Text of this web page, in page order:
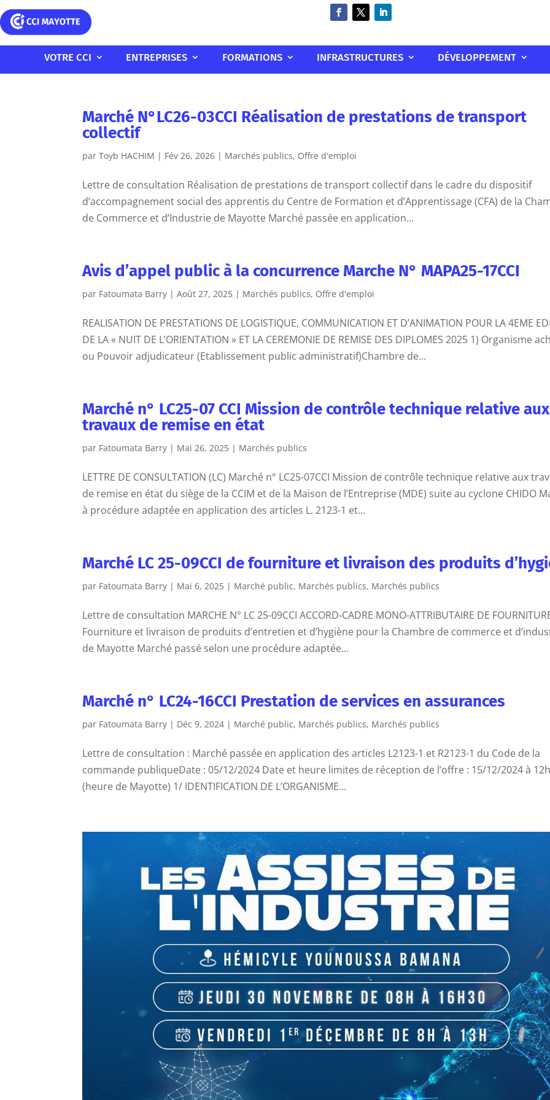
VOTRE CCI ENTREPRISES FORMATIONS INFRASTRUCTURES DÉVELOPPEMENT
Marché N°LC26-03CCI Réalisation de prestations de transport
collectif
parToyb HACHIM | Fév 26, 2026 | Marchés publics, Offre d'emploi
Lettre de consultation Réalisation de prestations de transport collectif dans le cadre du dispositif
d’accompagnement social des apprentis du Centre de Formation et d’Apprentissage (CFA) de la
de Commerce et d’Industrie de Mayotte Marché passée en application...
Avis d’appel public à la concurrence Marche N° MAPA25-17CCI
par Fatoumata Barry |Août 27, 2025 | Marchés publics, Offre d'emploi
REALISATION DE PRESTATIONS DE LOGISTIQUE, COMMUNICATION ET D’ANIMATION POUR LA 4EME
DE LA « NUIT DE L’ORIENTATION » ET LA CEREMONIE DE REMISE DES DIPLOMES 2025 1) Organisme
ou Pouvoir adjudicateur (Etablissement public administratif)Chambre de...
Marché n° LC25-07 CCI Mission de contrôle technique relative aux
travaux de remise en état
par Fatoumata Barry | Mai 26, 2025 | Marchés publics
LETTRE DE CONSULTATION (LC) Marché n° LC25-07CCI Mission de contrôle technique relative aux
de remise en état du siège de la CCIM et de la Maison de l’Entreprise (MDE) suite au cyclone CHIDO
à procédure adaptée en application des articles L. 2123-1 et...
Marché LC 25-09CCI de fourniture et livraison des produits
par Fatoumata Barry | Mai 6, 2025 | Marché public, Marchés publics, Marchés publics
Lettre de consultation MARCHE N° LC 25-09CCI ACCORD-CADRE MONO-ATTRIBUTAIRE DE
Fourniture et livraison de produits d’entretien et d’hygiène pour la Chambre de commerce et
de Mayotte Marché passé selon une procédure adaptée...
Marché n° LC24-16CCI Prestation de services en assurances
par Fatoumata Barry | Déc 9, 2024 | Marché public, Marchés publics, Marchés publics
Lettre de consultation : Marché passée en application des articles L2123-1 et R2123-1 du Code de la
commande publiqueDate : 05/12/2024 Date et heure limites de réception de l’offre : 15/12/2024 à
(heure de Mayotte) 1/ IDENTIFICATION DE L’ORGANISME...